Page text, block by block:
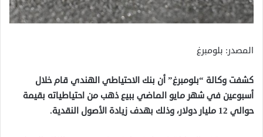
المصدر: بلومبرغ
كشفت وكالة “بلومبرغ” أن بنك الاحتياطي الهندي قام خلال
أسبوعين في شهر مايو الماضي ببيع ذهب من احتياطياته بقيمة
حوالي 12 مليار دولار، وذلك بهدف زيادة الأصول النقدية.